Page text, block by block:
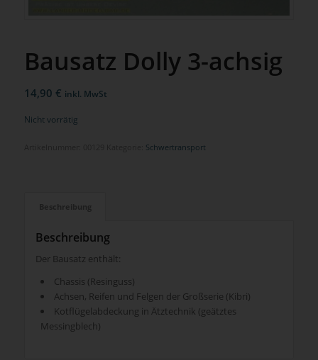
Bausatz Dolly 3-achsig
14,90 € inkl. MwSt
Nicht vorrätig
Schwertransport
Beschreibung
Der Bausatz enthält:
Chassis (Resinguss)
Achsen, Reifen und Felgen der Großserie (Kibri)
Kotflügelabdeckung in Ätztechnik (geätztes
Messingblech)